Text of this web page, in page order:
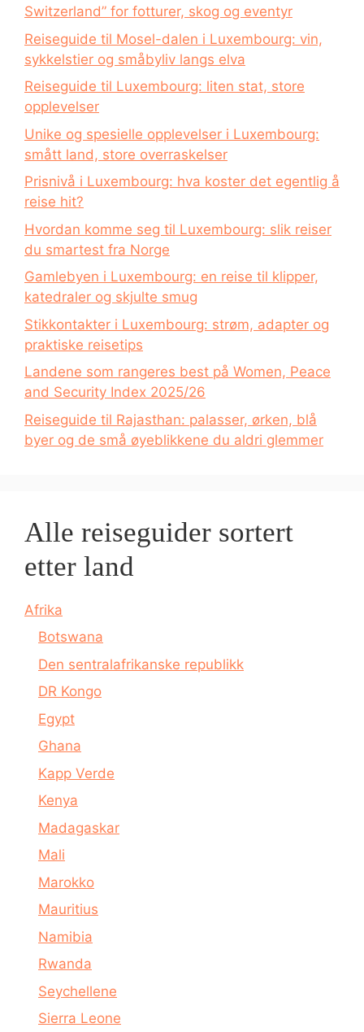
Switzerland” for fotturer, skog og eventyr
Reiseguide til Mosel-dalen i Luxembourg: vin,
sykkelstier og småbyliv langs elva
Reiseguide til Luxembourg: liten stat, store
opplevelser
Unike og spesielle opplevelser i Luxembourg:
smått land, store overraskelser
Prisnivå i Luxembourg: hva koster det egentlig å
reise hit?
Hvordan komme seg til Luxembourg: slik reiser
du smartest fra Norge
Gamlebyen i Luxembourg: en reise til klipper,
katedraler og skjulte smug
Stikkontakter i Luxembourg: strøm, adapter og
praktiske reisetips
Landene som rangeres best på Women, Peace
and Security Index 2025/26
Reiseguide til Rajasthan: palasser, ørken, blå
byer og de små øyeblikkene du aldri glemmer
Alle reiseguider sortert
etter land
Afrika
Botswana
Den sentralafrikanske republikk
DR Kongo
Egypt
Ghana
Kapp Verde
Kenya
Madagaskar
Mali
Marokko
Mauritius
Namibia
Rwanda
Seychellene
Sierra Leone